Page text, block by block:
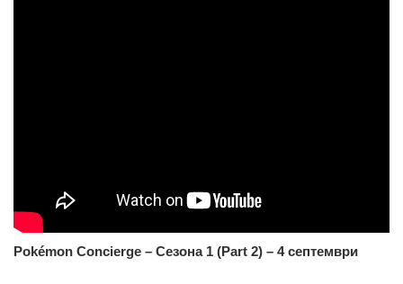
Pokémon Concierge – Сезона 1 (Part 2) – 4 септември